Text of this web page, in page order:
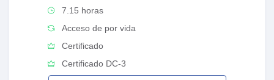
7.15 horas
Acceso de por vida
Certificado
Certificado DC-3